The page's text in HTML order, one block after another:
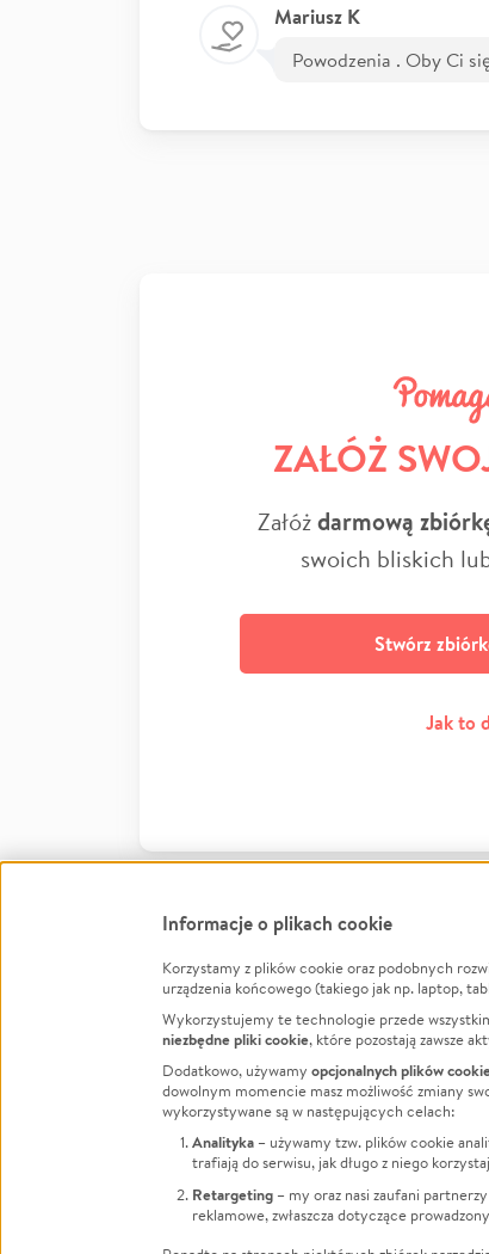
Mariusz K
Powodzenia . Oby Ci
ZAŁÓŻ
Załóżdarmową
swoich bliskich
Stwórz
Jak to
FacebookTwitter Instagram
LinkedInTikTok Youtube
Informacje o plikach cookie
Korzystamy z plików cookie oraz podobnych
urządzenia końcowego (takiego jak np. laptop,
Wykorzystujemy te technologie przede
niezbędne pliki cookie, które pozostają zawsze
Dodatkowo, używamy opcjonalnych plików
dowolnym momencie masz możliwość zmiany
wykorzystywane są w następujących celach:
Analityka – używamy tzw. plików cookie
trafiają do serwisu, jak długo z niego
Retargeting – my oraz nasi zaufani
reklamowe, zwłaszcza dotyczące